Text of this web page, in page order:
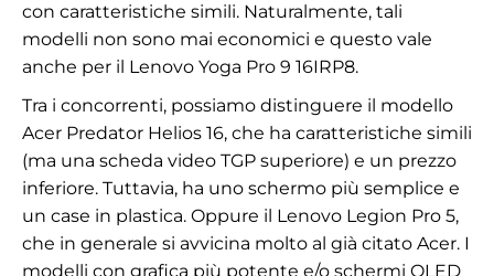
con caratteristiche simili. Naturalmente, tali
modelli non sono mai economici e questo vale
anche per il Lenovo Yoga Pro 9 16IRP8.
Tra i concorrenti, possiamo distinguere il modello
Acer Predator Helios 16, che ha caratteristiche simili
(ma una scheda video TGP superiore) e un prezzo
inferiore. Tuttavia, ha uno schermo più semplice e
un case in plastica. Oppure il Lenovo Legion Pro 5,
che in generale si avvicina molto al già citato Acer. I
modelli con grafica più potente e/o schermi OLED